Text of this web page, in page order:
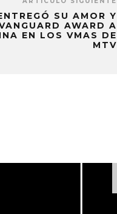
SU AMOR Y
AWARD A
EN LOS VMAS DE
MTV